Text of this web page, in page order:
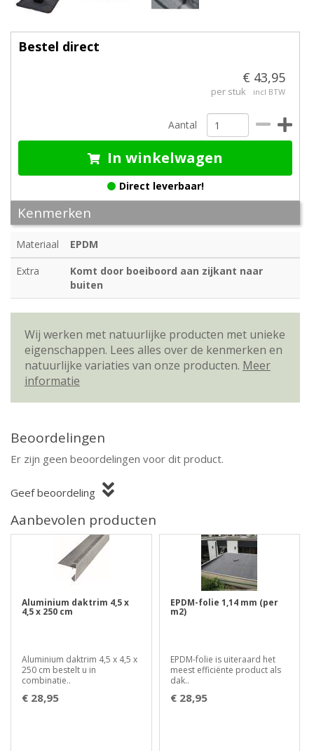
Bestel direct
€ 43,95
per stuk incl BTW
Aantal
In winkelwagen
Direct leverbaar!
Kenmerken
Materiaal
EPDM
Extra
Komt door boeiboord aan zijkant naar
buiten
Wij werken met natuurlijke producten met unieke
eigenschappen. Lees alles over de kenmerken en
natuurlijke variaties van onze producten. Meer
informatie
Beoordelingen
Er zijn geen beoordelingen voor dit product.
Geef beoordeling
Aanbevolen producten
Aluminium daktrim 4,5 x
4,5 x 250 cm
Aluminium daktrim 4,5 x 4,5 x
250 cm bestelt u in
combinatie..
€ 28,95
EPDM-folie 1,14 mm (per
m2)
EPDM-folie is uiteraard het
meest efficiënte product als
dak..
€ 28,95